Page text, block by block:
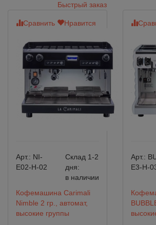
Быстрый заказ
Сравнить Нравится
Арт.: NI-
E02-H-02
Склад 1-2
дня:
в наличии
Кофемашина Carimali
Nimble 2 гр., автомат,
высокие группы
Арт.:
E3-H-